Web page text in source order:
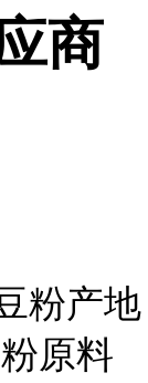
商
粉产地
原料